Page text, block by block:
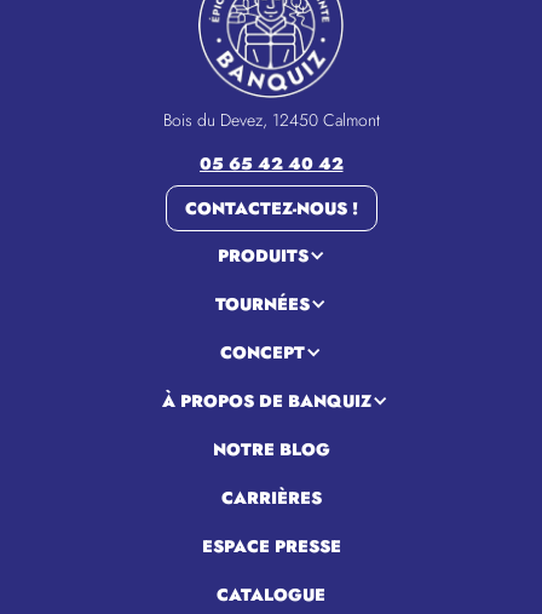
Bois du Devez, 12450 Calmont
05 65 42 40 42
CONTACTEZ-NOUS !
PRODUITS
TOURNÉES
CONCEPT
À PROPOS DE BANQUIZ
NOTRE BLOG
CARRIÈRES
ESPACE PRESSE
CATALOGUE